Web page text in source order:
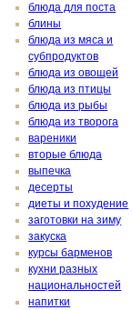
блюда для поста
блины
блюда из мяса и
субпродуктов
блюда из овощей
блюда из птицы
блюда из рыбы
блюда из творога
вареники
вторые блюда
выпечка
десерты
диеты и похудение
заготовки на зиму
закуска
курсы барменов
кухни разных
национальностей
напитки